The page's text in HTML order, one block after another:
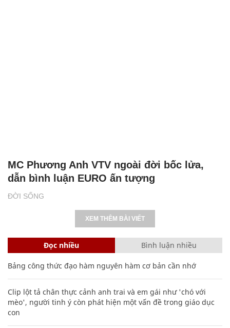
ĐỜI SỐNG
MC Phương Anh VTV ngoài đời bốc lửa,
dẫn bình luận EURO ấn tượng
XEM THÊM BÀI VIẾT
Đọc nhiều Bình luận nhiều
Bảng công thức đạo hàm nguyên hàm cơ bản cần nhớ
Clip lột tả chân thực cảnh anh trai và em gái như 'chó với
mèo', người tinh ý còn phát hiện một vấn đề trong giáo dục
con